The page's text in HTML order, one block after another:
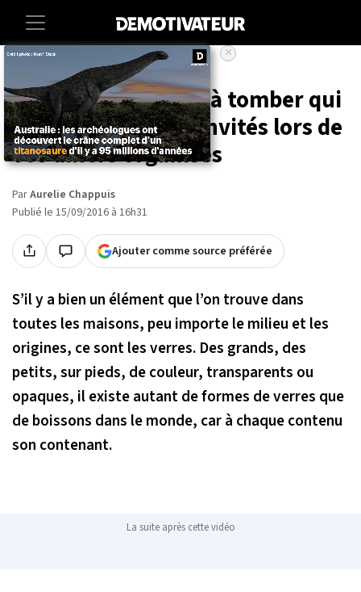
Maison
25 centres de table à tomber qui
vont charmer vos invités lors de
vos dîners organisés
ParAurelie Chappuis
Publié le 15/09/2016 à 16h31
Ajouter comme source préférée
S’il y a bien un élément que l’on trouve dans
toutes les maisons, peu importe le milieu et les
origines, ce sont les verres. Des grands, des
petits, sur pieds, de couleur, transparents ou
opaques, il existe autant de formes de verres que
de boissons dans le monde, car à chaque contenu
son contenant.
La suite après cette vidéo
×